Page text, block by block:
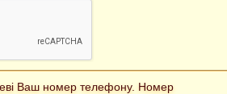
Ваш номер телефону. Номер